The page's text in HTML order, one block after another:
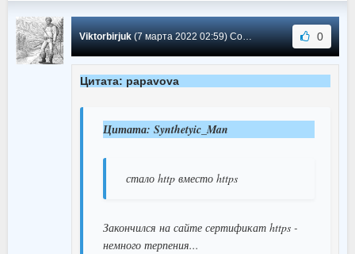
Viktorbirjuk(7 марта 2022 02:59) Сообщение #484 0
Цитата: papavova
Цитата: Synthetyic_Man
стало http вместо https
Закончился на сайте сертификат https -
немного терпения...